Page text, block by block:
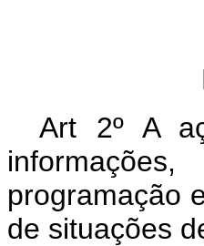
Art 2º A
programação
de situações